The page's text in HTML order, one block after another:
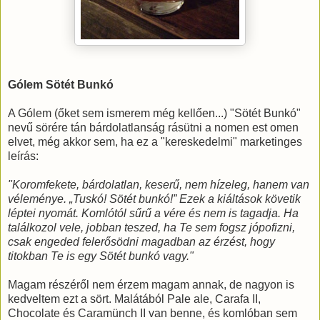
Gólem Sötét Bunkó
A Gólem (őket sem ismerem még kellően...) "Sötét Bunkó"
nevű sörére tán bárdolatlanság rásütni a nomen est omen
elvet, még akkor sem, ha ez a "kereskedelmi" marketinges
leírás:
"Koromfekete, bárdolatlan, keserű, nem hízeleg, hanem van
véleménye. „Tuskó! Sötét bunkó!” Ezek a kiáltások követik
léptei nyomát. Komlótól sűrű a vére és nem is tagadja. Ha
találkozol vele, jobban teszed, ha Te sem fogsz jópofizni,
csak engeded felerősödni magadban az érzést, hogy
titokban Te is egy Sötét bunkó vagy."
Magam részéről nem érzem magam annak, de nagyon is
kedveltem ezt a sört. Malátából Pale ale, Carafa II,
Chocolate és Caramünch II van benne, és komlóban sem